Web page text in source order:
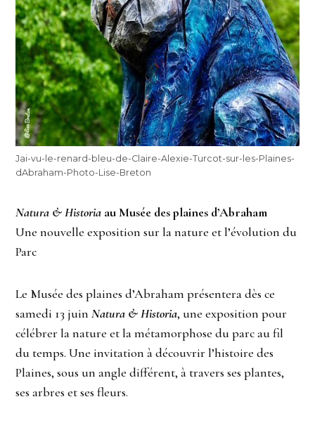
Jai-vu-le-renard-bleu-de-Claire-Alexie-Turcot-sur-les-Plaines-
dAbraham-Photo-Lise-Breton
Natura & Historia au Musée des plaines d’Abraham
Une nouvelle exposition sur la nature et l’évolution du
Parc
Le Musée des plaines d’Abraham présentera dès ce
samedi 13 juinNatura & Historia, une exposition pour
célébrer la nature et la métamorphose du parc au fil
du temps. Une invitation à découvrir l’histoire des
Plaines, sous un angle différent, à travers ses plantes,
ses arbres et ses fleurs.